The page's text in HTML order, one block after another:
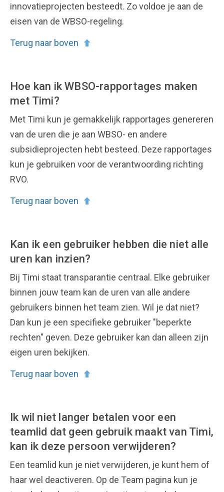
innovatieprojecten besteedt. Zo voldoe je aan de
eisen van de WBSO-regeling.
Terug naar boven
Hoe kan ik WBSO-rapportages maken
met Timi?
Met Timi kun je gemakkelijk rapportages genereren
van de uren die je aan WBSO- en andere
subsidieprojecten hebt besteed. Deze rapportages
kun je gebruiken voor de verantwoording richting
RVO.
Terug naar boven
Kan ik een gebruiker hebben die niet alle
uren kan inzien?
Bij Timi staat transparantie centraal. Elke gebruiker
binnen jouw team kan de uren van alle andere
gebruikers binnen het team zien. Wil je dat niet?
Dan kun je een specifieke gebruiker "beperkte
rechten" geven. Deze gebruiker kan dan alleen zijn
eigen uren bekijken.
Terug naar boven
Ik wil niet langer betalen voor een
teamlid dat geen gebruik maakt van Timi,
kan ik deze persoon verwijderen?
Een teamlid kun je niet verwijderen, je kunt hem of
haar wel deactiveren. Op de Team pagina kun je